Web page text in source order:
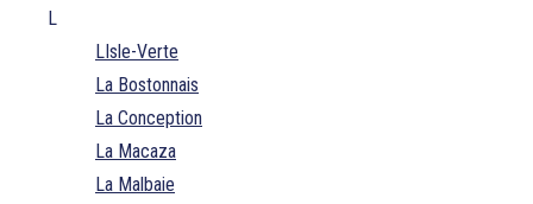
L
LIsle-Verte
La Bostonnais
La Conception
La Macaza
La Malbaie